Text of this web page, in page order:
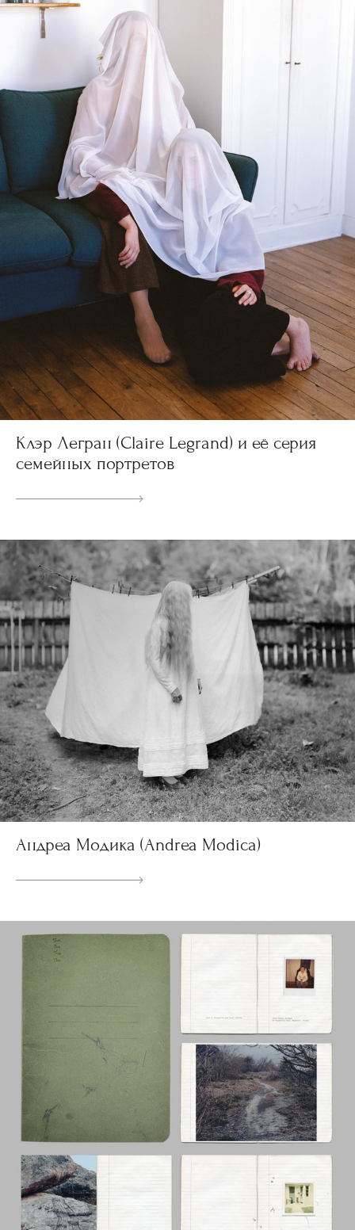
Клэр Легран (Claire Legrand) и её серия
семейных портретов
Андреа Модика (Andrea Modica)